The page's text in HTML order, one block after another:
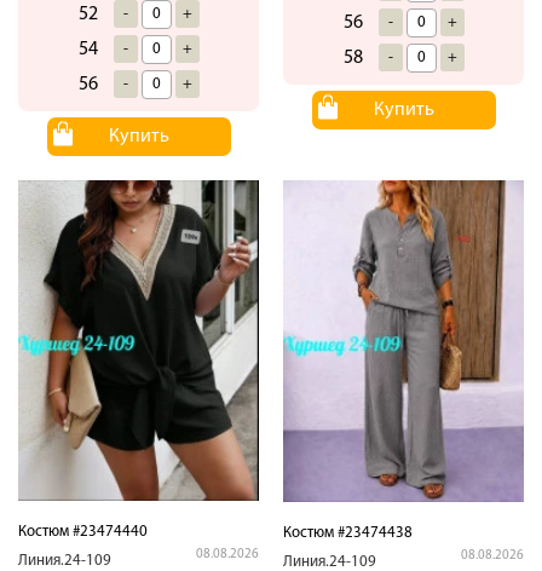
52 - +
54 - +
56 - +
Купить
56 - +
58 - +
Купить
Костюм #23474440
Линия.24-109
08.08.2026
Костюм #23474438
Линия.24-109
08.08.2026